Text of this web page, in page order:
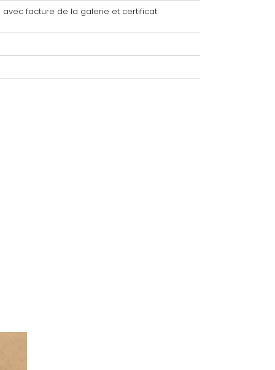
facture de la galerie et certificat